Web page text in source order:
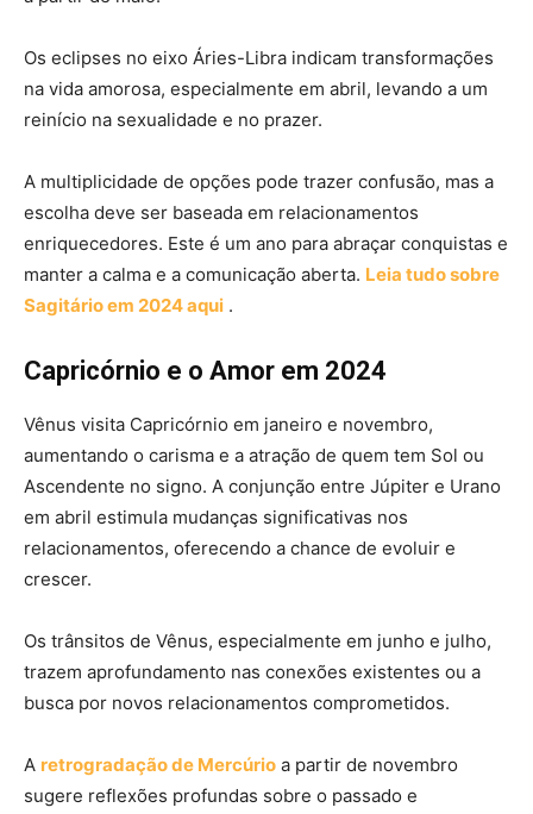
Os eclipses no eixo Áries-Libra indicam transformações
na vida amorosa, especialmente em abril, levando a um
reinício na sexualidade e no prazer.
A multiplicidade de opções pode trazer confusão, mas a
escolha deve ser baseada em relacionamentos
enriquecedores. Este é um ano para abraçar conquistas e
manter a calma e a comunicação aberta. Leia tudo sobre
Sagitário em 2024 aqui .
Capricórnio e o Amor em 2024
Vênus visita Capricórnio em janeiro e novembro,
aumentando o carisma e a atração de quem tem Sol ou
Ascendente no signo. A conjunção entre Júpiter e Urano
em abril estimula mudanças significativas nos
relacionamentos, oferecendo a chance de evoluir e
crescer.
Os trânsitos de Vênus, especialmente em junho e julho,
trazem aprofundamento nas conexões existentes ou a
busca por novos relacionamentos comprometidos.
A retrogradação de Mercúrio a partir de novembro
sugere reflexões profundas sobre o passado e